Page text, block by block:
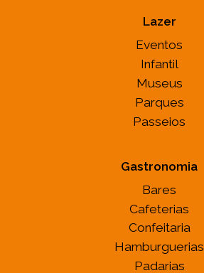
Lazer
Eventos
Infantil
Museus
Parques
Passeios
Gastronomia
Bares
Cafeterias
Confeitaria
Hamburguerias
Padarias